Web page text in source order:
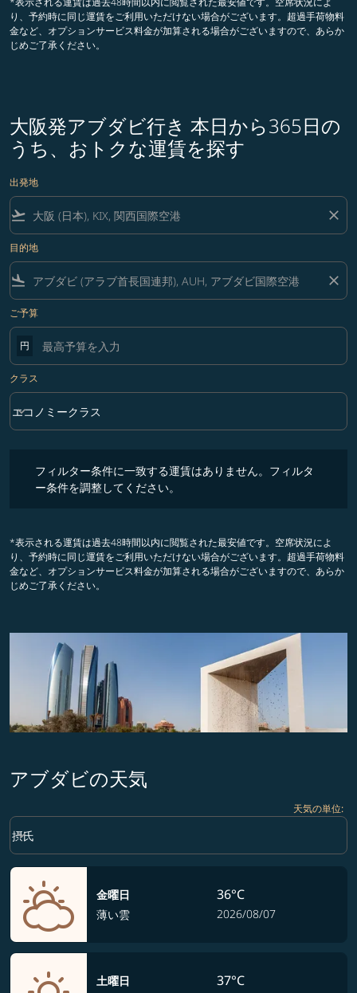
り、予約時に同じ運賃をご利用いただけない場合がございます。超過手荷物料
金など、オプションサービス料金が加算される場合がございますので、あらか
じめご了承ください。
大阪発アブダビ行き 本日から365日の
うち、おトクな運賃を探す
出発地
flight_takeoff close
目的地
flight_land close
ご予算
円
クラス
クラス option エコノミークラス Selected
エコノミークラス
keyboard_arrow_down
フィルター条件に一致する運賃はありません。フィルタ
ー条件を調整してください。
*表示される運賃は過去48時間以内に閲覧された最安値です。空席状況によ
り、予約時に同じ運賃をご利用いただけない場合がございます。超過手荷物料
金など、オプションサービス料金が加算される場合がございますので、あらか
じめご了承ください。
アブダビの天気
天気の単位:
Weather unit option 摂氏 Selected
摂氏
keyboard_arrow_down
金曜日
薄い雲
36°C
2026/08/07
土曜日 37°C